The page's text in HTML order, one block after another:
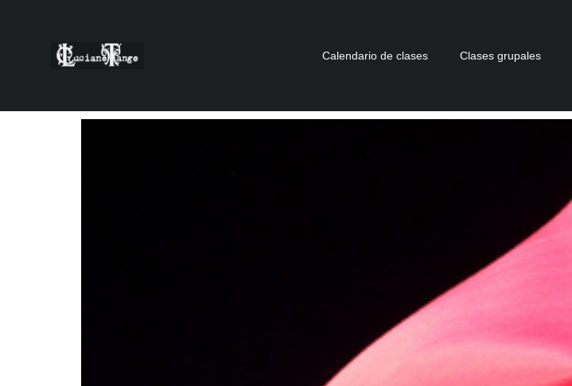
Calendario de clases Clases grupales